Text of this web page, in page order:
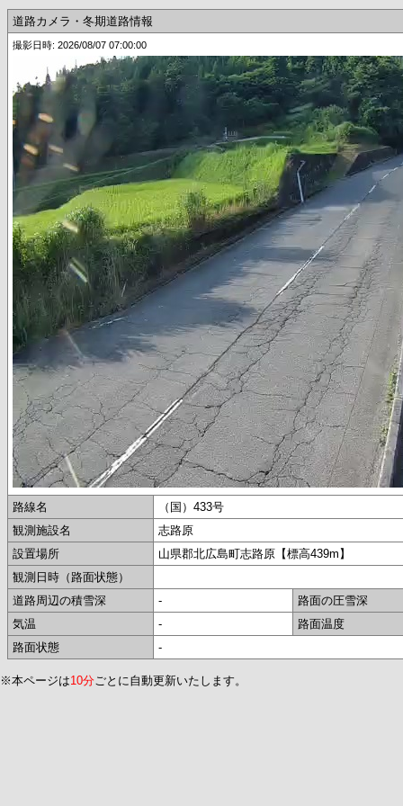
道路カメラ・冬期道路情報
撮影日時: 2026/08/07 07:00:00
路線名
（国）433号
観測施設名
志路原
設置場所
山県郡北広島町志路原【標高439m】
観測日時（路面状態）
道路周辺の積雪深
-
路面の圧雪深
気温
-
路面温度
路面状態
-
※本ページは10分ごとに自動更新いたします。